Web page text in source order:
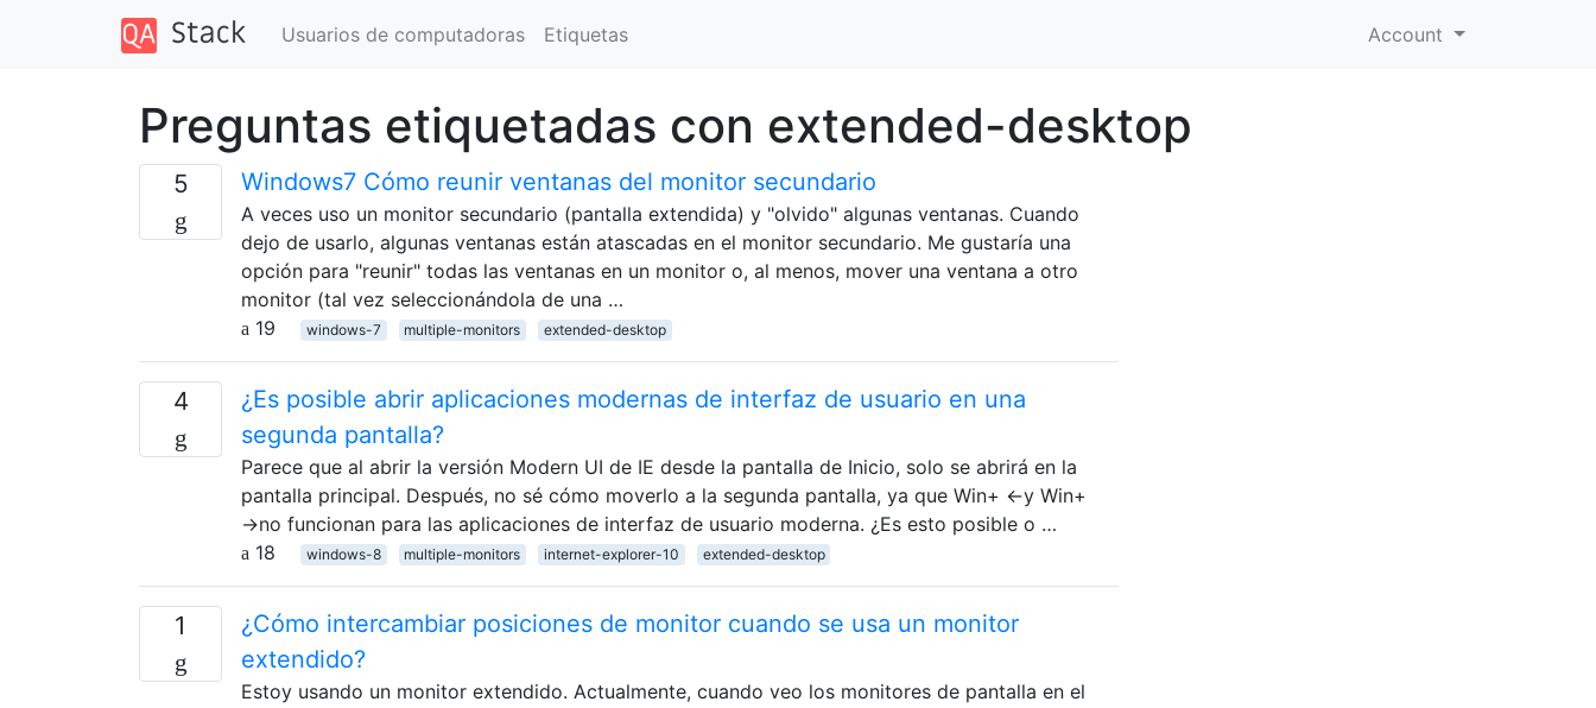
Usuarios de computadoras Etiquetas Account
Preguntas etiquetadas con extended-desktop
5 Windows7 Cómo reunir ventanas del monitor secundario
A veces uso un monitor secundario (pantalla extendida) y "olvido" algunas ventanas. Cuando
dejo de usarlo, algunas ventanas están atascadas en el monitor secundario. Me gustaría una
opción para "reunir" todas las ventanas en un monitor o, al menos, mover una ventana a otro
monitor (tal vez seleccionándola de una …
19
windows-7 multiple-monitors extended-desktop
4
¿Es posible abrir aplicaciones modernas de interfaz de usuario en una
segunda pantalla?
Parece que al abrir la versión Modern UI de IE desde la pantalla de Inicio, solo se abrirá en la
pantalla principal. Después, no sé cómo moverlo a la segunda pantalla, ya que Win+ ←y Win+
→no funcionan para las aplicaciones de interfaz de usuario moderna. ¿Es esto posible o …
18
windows-8 multiple-monitors internet-explorer-10 extended-desktop
1
¿Cómo intercambiar posiciones de monitor cuando se usa un monitor
extendido?
Estoy usando un monitor extendido. Actualmente, cuando veo los monitores de pantalla en el